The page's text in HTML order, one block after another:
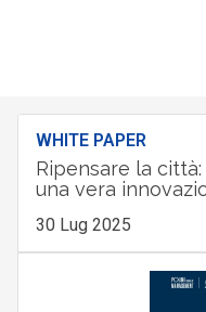
WHITE PAPER
Ripensare la
una vera
30 Lug 2025